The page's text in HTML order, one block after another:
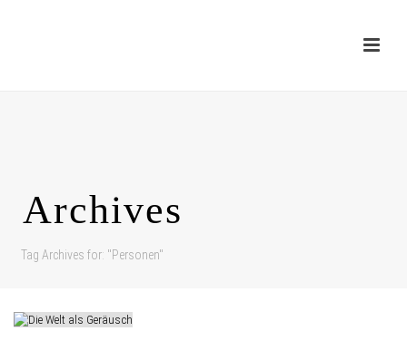
Archives
Tag Archives for: "Personen"